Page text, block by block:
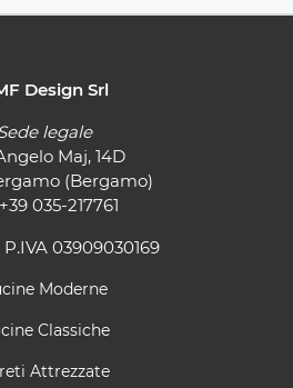
Design Srl
legale
Maj, 14D
(Bergamo)
+39 035-217761
03909030169
Moderne
Classiche
Attrezzate